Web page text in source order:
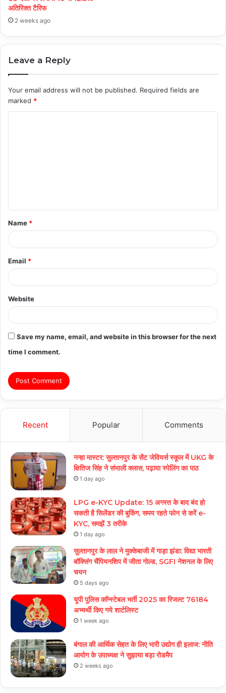
अतिरिक्त टैरिफ
2 weeks ago
Leave a Reply
Your email address will not be published. Required fields are
marked *
t
*
Name *
Email *
Website
Save my name, email, and website in this browser for the next
time I comment.
Recent Popular Comments
नन्हा मास्टर: सुल्तानपुर के सेंट जेवियर्स स्कूल में UKG के
क्षितिज सिंह ने संभाली क्लास, पढ़ाया स्पेलिंग का पाठ
1 day ago
LPG e-KYC Update: 15 अगस्त के बाद बंद हो
सकती है सिलेंडर की बुकिंग, समय रहते फोन से करें e-
KYC, समझें 3 तरीके
1 day ago
सुल्तानपुर के लाल ने मुक्केबाजी में गाड़ा झंडा: विद्या भारती
बॉक्सिंग चैंपियनशिप में जीता गोल्ड, SGFI नेशनल के लिए
चयन
5 days ago
यूपी पुलिस कॉन्स्टेबल भर्ती 2025 का रिजल्ट 76184
अभ्यर्थी किए गये शार्टलिस्ट
1 week ago
बंगाल की आर्थिक सेहत के लिए भारी उद्योग ही इलाज: नीत‌ि
आयोग के उपाध्यक्ष ने सुझाया बड़ा रोडमैप
2 weeks ago